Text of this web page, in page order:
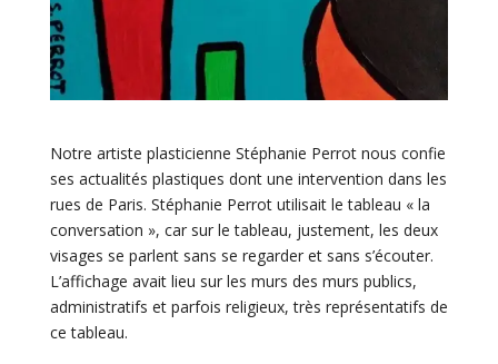
Notre artiste plasticienne Stéphanie Perrot nous confie
ses actualités plastiques dont une intervention dans les
rues de Paris. Stéphanie Perrot utilisait le tableau « la
conversation », car sur le tableau, justement, les deux
visages se parlent sans se regarder et sans s’écouter.
L’affichage avait lieu sur les murs des murs publics,
administratifs et parfois religieux, très représentatifs de
ce tableau.